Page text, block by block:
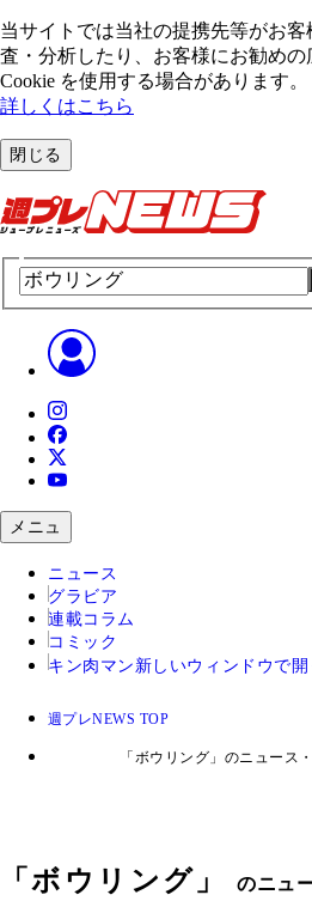
当サイトでは当社の提携先等がお
査・分析したり、お客様にお勧め
Cookie を使⽤する場合があります。
詳しくはこちら
閉じる
メニュ
ニュース
グラビア
連載コラム
コミック
キン肉マン 新しいウィンドウで開
週プレNEWS TOP
「ボウリング」のニュース
「ボウリング 」のニュ